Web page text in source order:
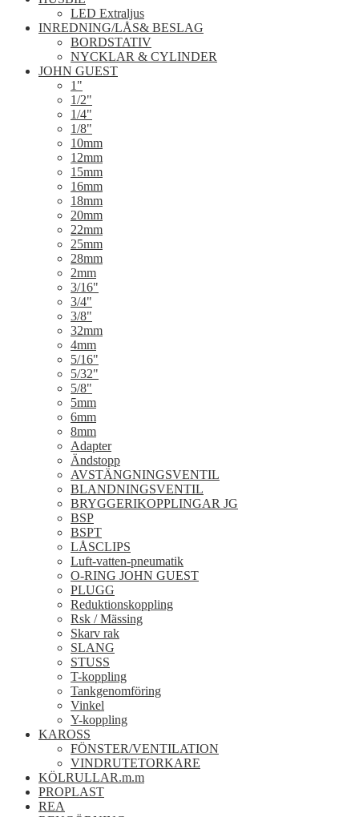
LED Extraljus
INREDNING/LÅS& BESLAG
BORDSTATIV
NYCKLAR & CYLINDER
JOHN GUEST
1"
1/2"
1/4"
1/8"
10mm
12mm
15mm
16mm
18mm
20mm
22mm
25mm
28mm
2mm
3/16"
3/4"
3/8"
32mm
4mm
5/16"
5/32"
5/8"
5mm
6mm
8mm
Adapter
Ändstopp
AVSTÄNGNINGSVENTIL
BLANDNINGSVENTIL
BRYGGERIKOPPLINGAR JG
BSP
BSPT
LÅSCLIPS
Luft-vatten-pneumatik
O-RING JOHN GUEST
PLUGG
Reduktionskoppling
Rsk / Mässing
Skarv rak
SLANG
STUSS
T-koppling
Tankgenomföring
Vinkel
Y-koppling
KAROSS
FÖNSTER/VENTILATION
VINDRUTETORKARE
KÖLRULLAR.m.m
PROPLAST
REA